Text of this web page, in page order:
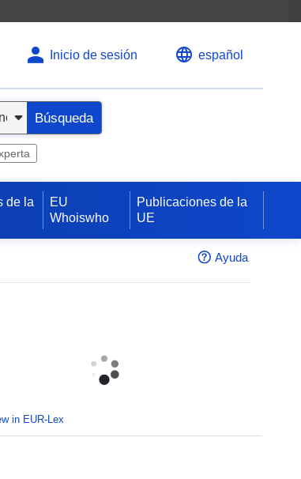
Inicio de sesión español
Búsqueda
de la
EU
Whoiswho
Publicaciones de la
UE
Ayuda
in EUR-Lex